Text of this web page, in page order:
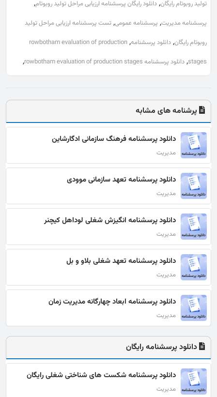
تولید روبوتام رایگان, دانلود رایگان پرسشنامه ارزیابی مراحل تولید روبوتام,
پرسشنامه مدیریت, پرسشنامه عمومی, تست پرسشنامه ارزیابی مراحل تولید
روبوتام رایگان, دانلود پرسشنامه,
rowbotham evaluation of production
stages
, دانلود پرسشنامه rowbotham evaluation of production stages ,
پرشنامه های مشابه
دانلود پرسشنامه فرهنگ سازمانی ادگارشاین
مدیریت
دانلود پرسشنامه تعهد سازمانی موودی
مدیریت
دانلود پرسشنامه انگیزش شغلی لوداهل کیچنر
مدیریت
دانلود پرسشنامه تعهد شغلی بلاو و بل
مدیریت
دانلود پرسشنامه ابعاد چهارگانه مدیریت زمان
مدیریت
دانلود پرسشنامه رایگان
دانلود پرسشنامه شكست های شناختی شغلی رایگان
مدیریت